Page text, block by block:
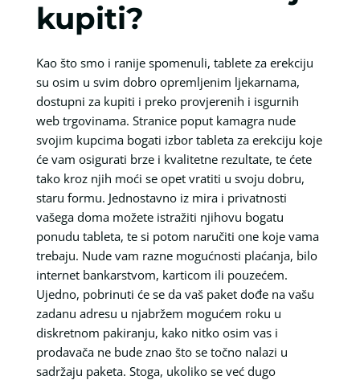
kupiti?
Kao što smo i ranije spomenuli, tablete za erekciju
su osim u svim dobro opremljenim ljekarnama,
dostupni za kupiti i preko provjerenih i isgurnih
web trgovinama. Stranice poput kamagra nude
svojim kupcima bogati izbor tableta za erekciju koje
će vam osigurati brze i kvalitetne rezultate, te ćete
tako kroz njih moći se opet vratiti u svoju dobru,
staru formu. Jednostavno iz mira i privatnosti
vašega doma možete istražiti njihovu bogatu
ponudu tableta, te si potom naručiti one koje vama
trebaju. Nude vam razne mogućnosti plaćanja, bilo
internet bankarstvom, karticom ili pouzećem.
Ujedno, pobrinuti će se da vaš paket dođe na vašu
zadanu adresu u njabržem mogućem roku u
diskretnom pakiranju, kako nitko osim vas i
prodavača ne bude znao što se točno nalazi u
sadržaju paketa. Stoga, ukoliko se već dugo